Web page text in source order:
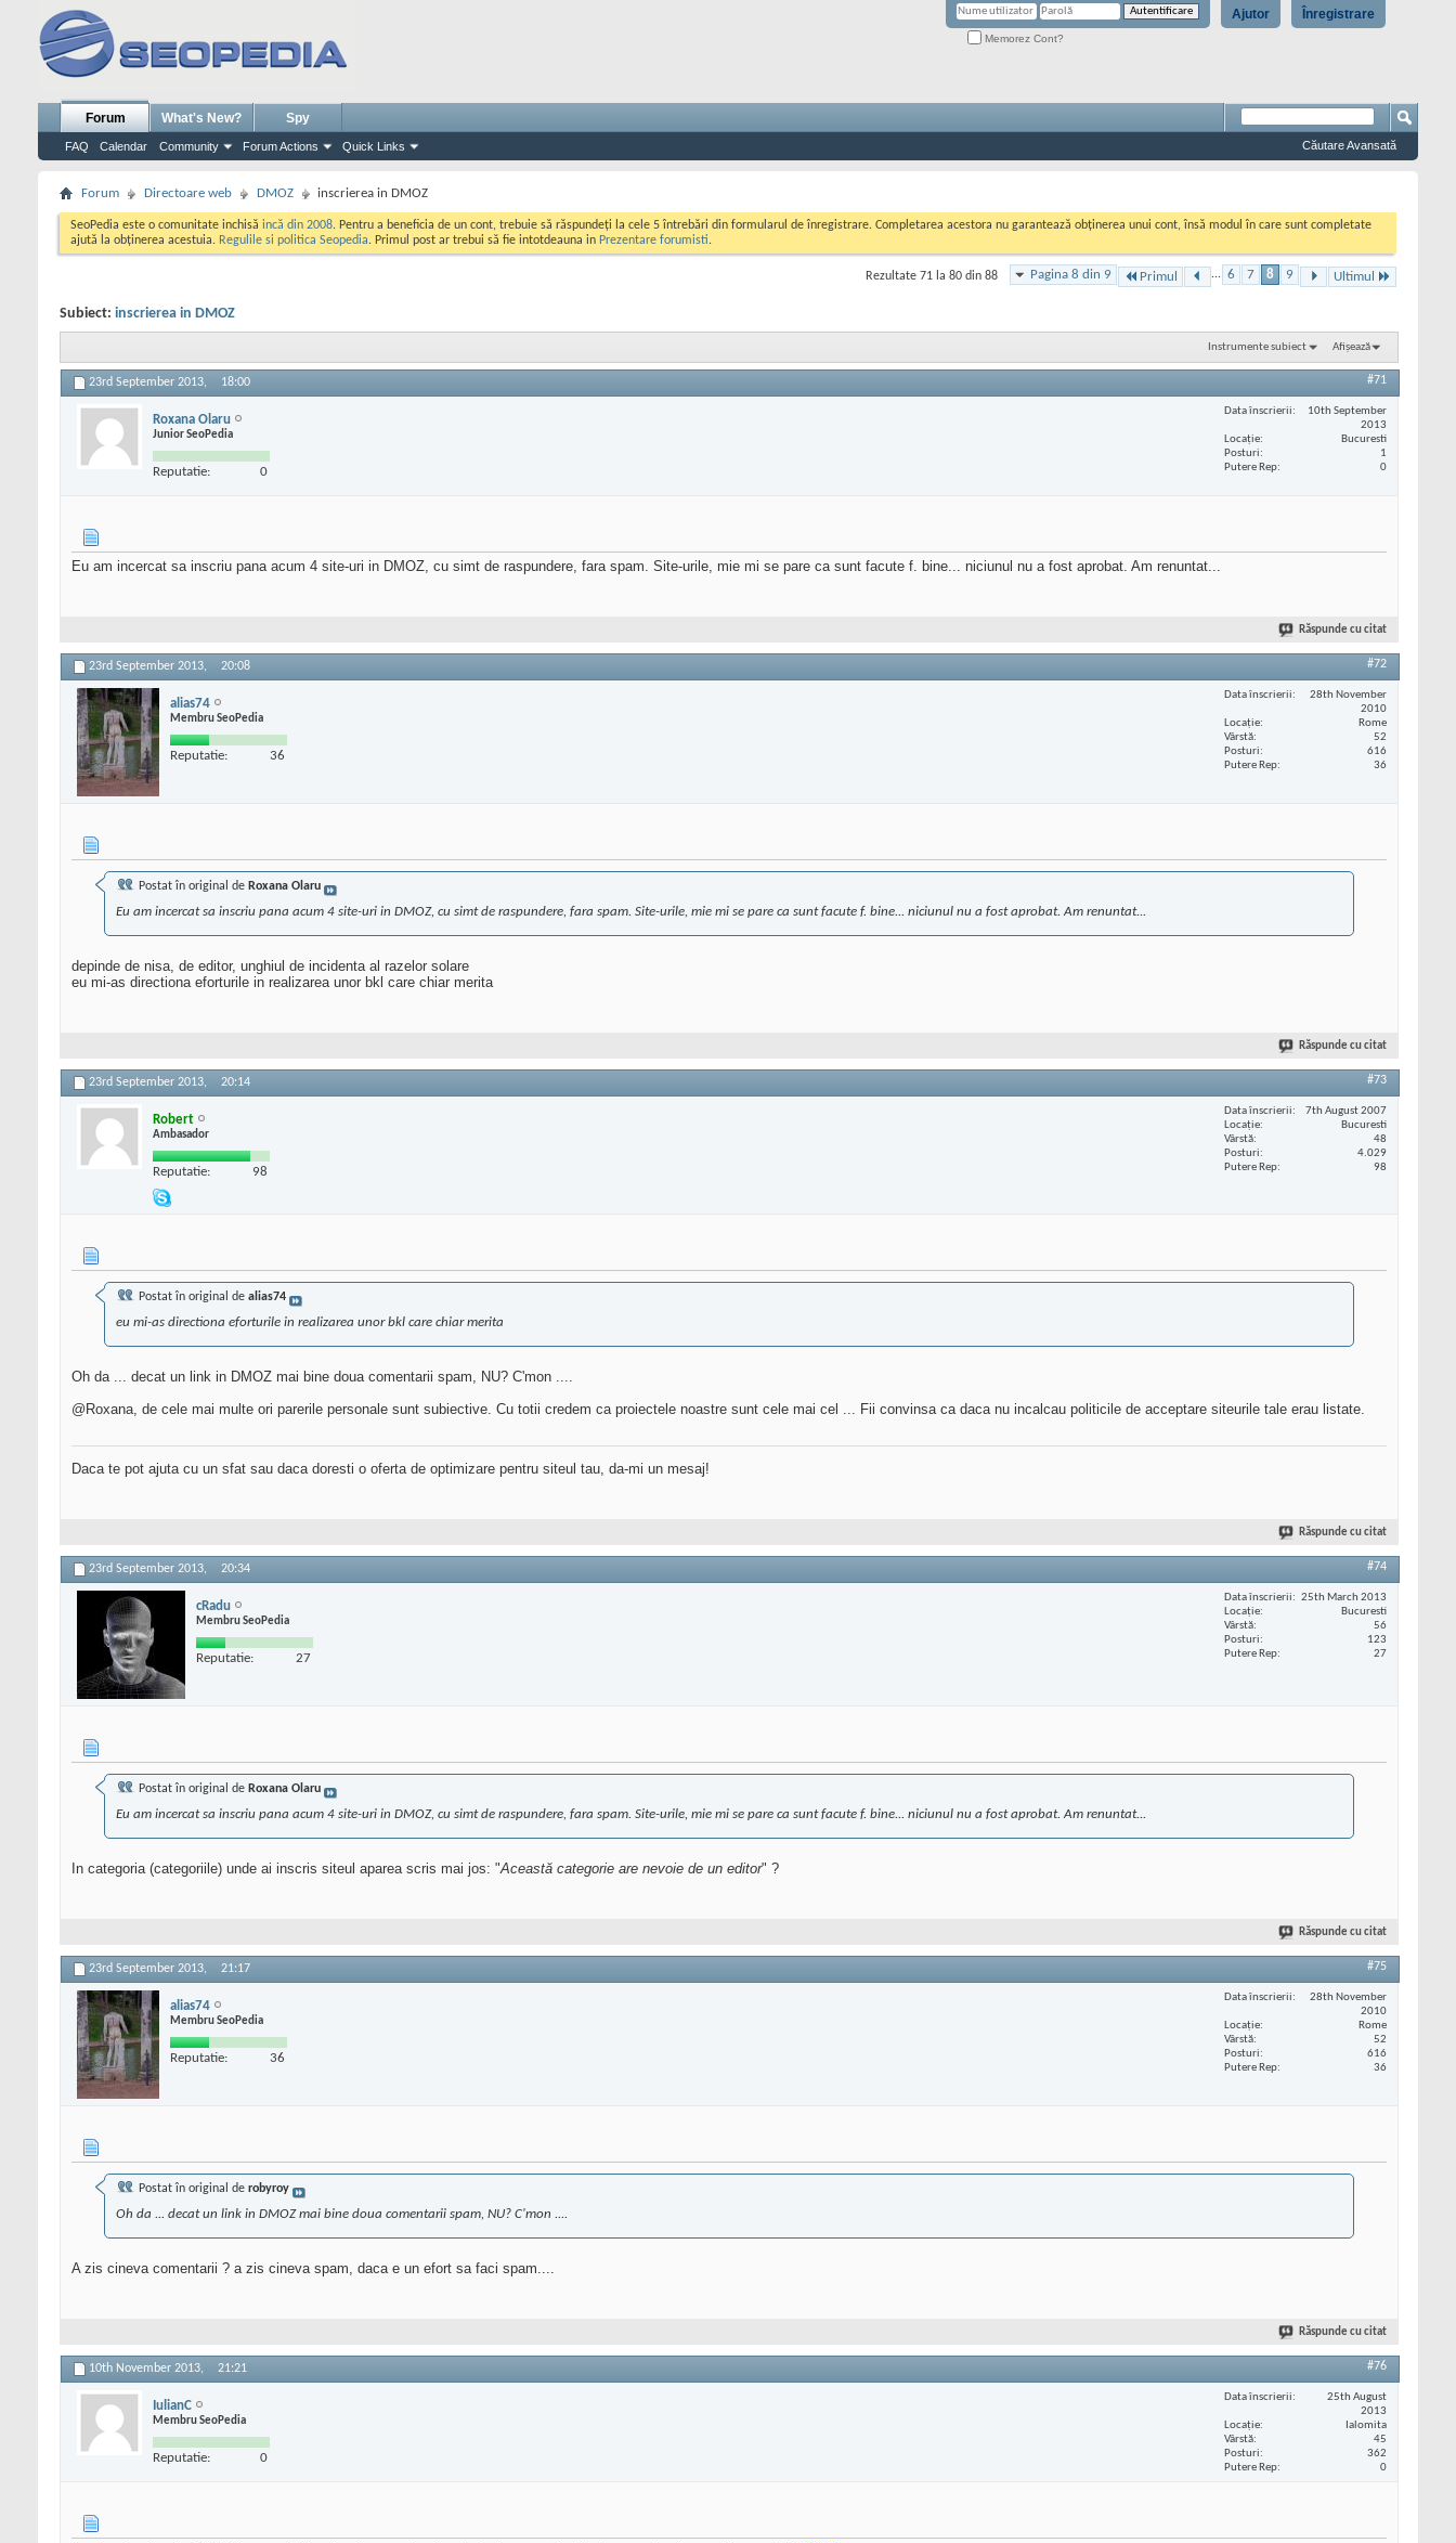
Înregistrare
Ajutor
Memorez Cont?
Forum
FAQ Calendar Community Forum Actions Quick Links
What's New? Spy
Căutare Avansată
Forum Directoare web DMOZ inscrierea in DMOZ
SeoPedia este o comunitate inchisă incă din 2008. Pentru a beneficia de un cont, trebuie să răspundeți la cele 5 întrebări din formularul de înregistrare. Completarea acestora nu garantează obținerea unui cont, însă modul în care sunt completate
ajută la obținerea acestuia. Regulile si politica Seopedia. Primul post ar trebui să fie intotdeauna in Prezentare forumisti.
Pagina 8 din 9 Primul ... 6 7 8 9 Ultimul
Rezultate 71 la 80 din 88
Subiect: inscrierea in DMOZ
Instrumente subiect Afișează
23rd September 2013, 18:00 #71
Roxana Olaru
Junior SeoPedia
Reputatie: 0
Data înscrierii
10th September
2013
Locaţie
Bucuresti
Posturi
1
Putere Rep
0
Eu am incercat sa inscriu pana acum 4 site-uri in DMOZ, cu simt de raspundere, fara spam. Site-urile, mie mi se pare ca sunt facute f. bine... niciunul nu a fost aprobat. Am renuntat...
Răspunde cu citat
23rd September 2013, 20:08 #72
alias74
Membru SeoPedia
Reputatie: 36
Data înscrierii
28th November
2010
Locaţie
Rome
Vârstă
52
Posturi
616
Putere Rep
36
Postat în original de Roxana Olaru
Eu am incercat sa inscriu pana acum 4 site-uri in DMOZ, cu simt de raspundere, fara spam. Site-urile, mie mi se pare ca sunt facute f. bine... niciunul nu a fost aprobat. Am renuntat...
depinde de nisa, de editor, unghiul de incidenta al razelor solare
eu mi-as directiona eforturile in realizarea unor bkl care chiar merita
Răspunde cu citat
23rd September 2013, 20:14 #73
Robert
Ambasador
Reputatie: 98
Data înscrierii
7th August 2007
Locaţie
Bucuresti
Vârstă
48
Posturi
4.029
Putere Rep
98
Postat în original de alias74
eu mi-as directiona eforturile in realizarea unor bkl care chiar merita
Oh da ... decat un link in DMOZ mai bine doua comentarii spam, NU? C'mon ....
@Roxana, de cele mai multe ori parerile personale sunt subiective. Cu totii credem ca proiectele noastre sunt cele mai cel ... Fii convinsa ca daca nu incalcau politicile de acceptare siteurile tale erau listate.
Daca te pot ajuta cu un sfat sau daca doresti o oferta de optimizare pentru siteul tau, da-mi un mesaj!
Răspunde cu citat
23rd September 2013, 20:34 #74
cRadu
Membru SeoPedia
Reputatie: 27
Data înscrierii
25th March 2013
Locaţie
Bucuresti
Vârstă
56
Posturi
123
Putere Rep
27
Postat în original de Roxana Olaru
Eu am incercat sa inscriu pana acum 4 site-uri in DMOZ, cu simt de raspundere, fara spam. Site-urile, mie mi se pare ca sunt facute f. bine... niciunul nu a fost aprobat. Am renuntat...
In categoria (categoriile) unde ai inscris siteul aparea scris mai jos: "Această categorie are nevoie de un editor" ?
Răspunde cu citat
23rd September 2013, 21:17 #75
alias74
Membru SeoPedia
Reputatie: 36
Data înscrierii
28th November
2010
Locaţie
Rome
Vârstă
52
Posturi
616
Putere Rep
36
Postat în original de robyroy
Oh da ... decat un link in DMOZ mai bine doua comentarii spam, NU? C'mon ....
A zis cineva comentarii ? a zis cineva spam, daca e un efort sa faci spam....
Răspunde cu citat
10th November 2013, 21:21 #76
IulianC
Membru SeoPedia
Reputatie: 0
Data înscrierii
25th August
2013
Locaţie
Ialomita
Vârstă
45
Posturi
362
Putere Rep
0